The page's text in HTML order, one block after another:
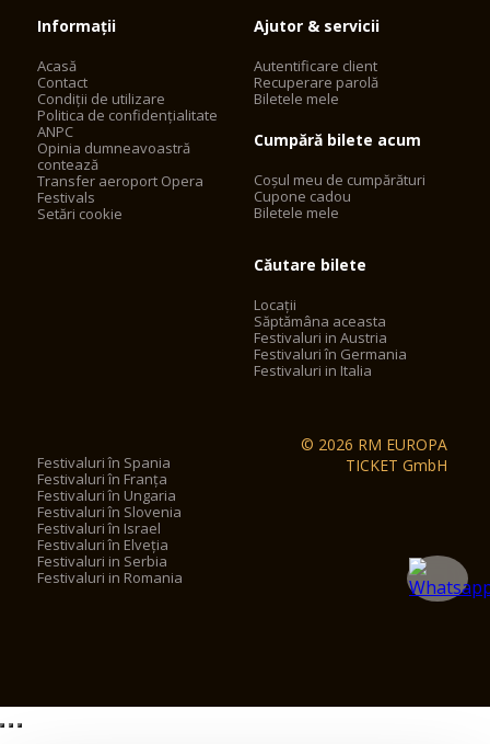
Informații
Acasă
Contact
Condiții de utilizare
Politica de confidențialitate
ANPC
Opinia dumneavoastră
contează
Transfer aeroport Opera
Festivals
Setări cookie
Ajutor & servicii
Autentificare client
Recuperare parolă
Biletele mele
Cumpără bilete acum
Coșul meu de cumpărături
Cupone cadou
Biletele mele
Căutare bilete
Locații
Săptămâna aceasta
Festivaluri in Austria
Festivaluri în Germania
Festivaluri in Italia
Festivaluri în Spania
Festivaluri în Franța
Festivaluri în Ungaria
Festivaluri în Slovenia
Festivaluri în Israel
Festivaluri în Elveția
Festivaluri in Serbia
Festivaluri in Romania
© 2026 RM EUROPA
TICKET GmbH